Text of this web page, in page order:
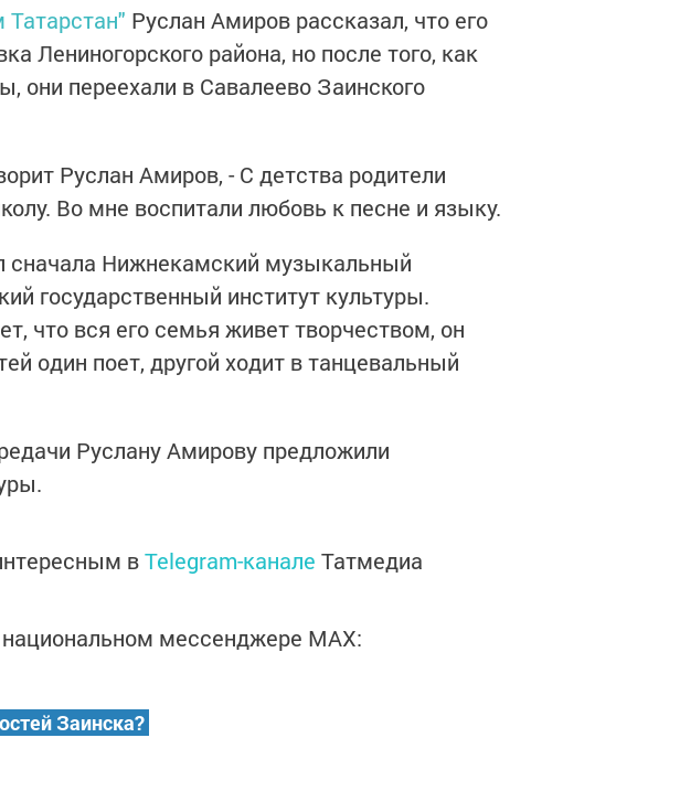
Руслан Амиров рассказал, что его
Лениногорского района, но после того, как
они переехали в Савалеево Заинского
Руслан Амиров, - С детства родители
Во мне воспитали любовь к песне и языку.
сначала Нижнекамский музыкальный
государственный институт культуры.
что вся его семья живет творчеством, он
один поет, другой ходит в танцевальный
Руслану Амирову предложили
вTelegram-канале Татмедиа
национальном мессенджере MАХ:
Заинска?